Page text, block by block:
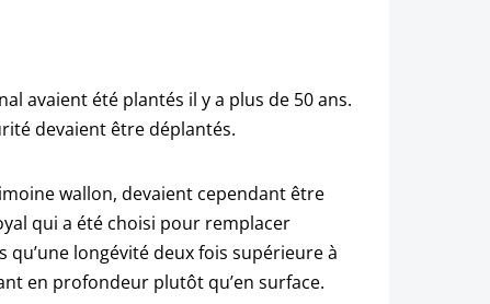
avaient été plantés il y a plus de 50 ans.
devaient être déplantés.
wallon, devaient cependant être
qui a été choisi pour remplacer
qu’une longévité deux fois supérieure à
en profondeur plutôt qu’en surface.